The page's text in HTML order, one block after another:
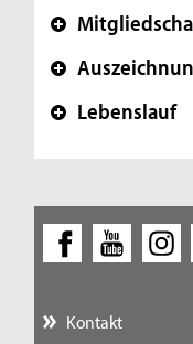
+
+
+ Lebenslauf
Kontakt